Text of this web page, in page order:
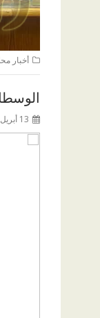
أخبار
13 أبريل، 2025